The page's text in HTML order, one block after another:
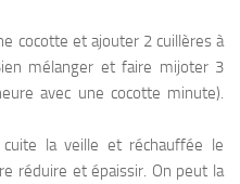
cocotte et ajouter 2 cuillères à
mélanger et faire mijoter 3
avec une cocotte minute).
la veille et réchauffée le
réduire et épaissir. On peut la